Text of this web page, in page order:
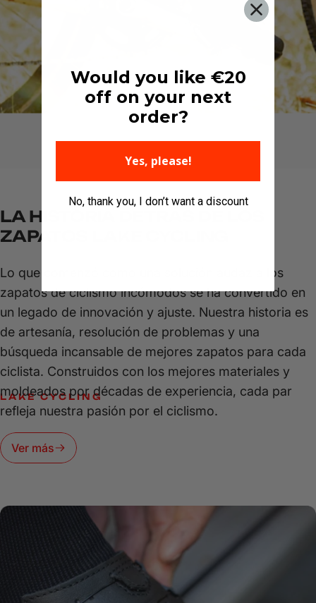
LAKE CYCLING
POTENCIA, PRECISIÓN
RENDIMIENTO:
CONQUISTA
LA HISTORIA DETRÁS DE LOS
ZAPATOS LAKE CYCLING
Lo que comenzó como una solución audaz a los
zapatos de ciclismo incómodos se ha convertido en
un legado de innovación y ajuste. Nuestra historia es
de artesanía, resolución de problemas y una
búsqueda incansable de mejores zapatos para cada
ciclista. Construidos con los mejores materiales y
moldeados por décadas de experiencia, cada par
refleja nuestra pasión por el ciclismo.
Ver más
Would you like €20
off on your next
order?
Yes, please!
No, thank you, I don’t want a discount